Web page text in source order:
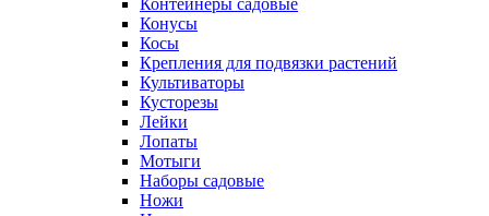
Контейнеры садовые
Конусы
Косы
Крепления для подвязки растений
Культиваторы
Кусторезы
Лейки
Лопаты
Мотыги
Наборы садовые
Ножи